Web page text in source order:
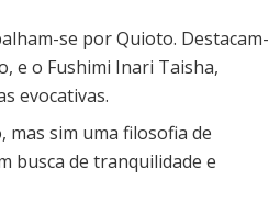
se por Quioto. Destacam-
e o Fushimi Inari Taisha,
evocativas.
mas sim uma filosofia de
busca de tranquilidade e